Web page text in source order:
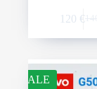
120 €
SALE